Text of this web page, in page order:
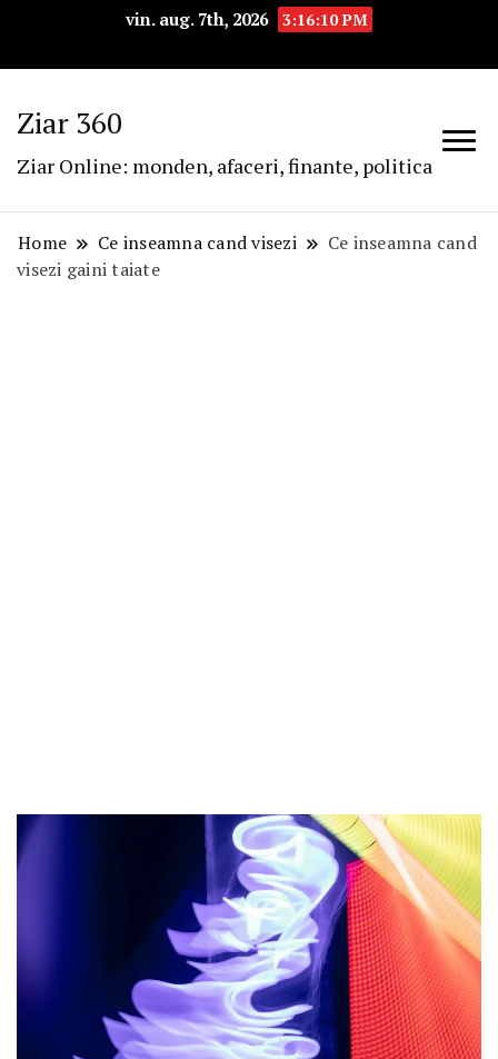
vin. aug. 7th, 2026 3:16:11 PM
Ziar 360
Ziar Online: monden, afaceri, finante, politica
Home Ce inseamna cand visezi
Ce inseamna cand
visezi gaini taiate